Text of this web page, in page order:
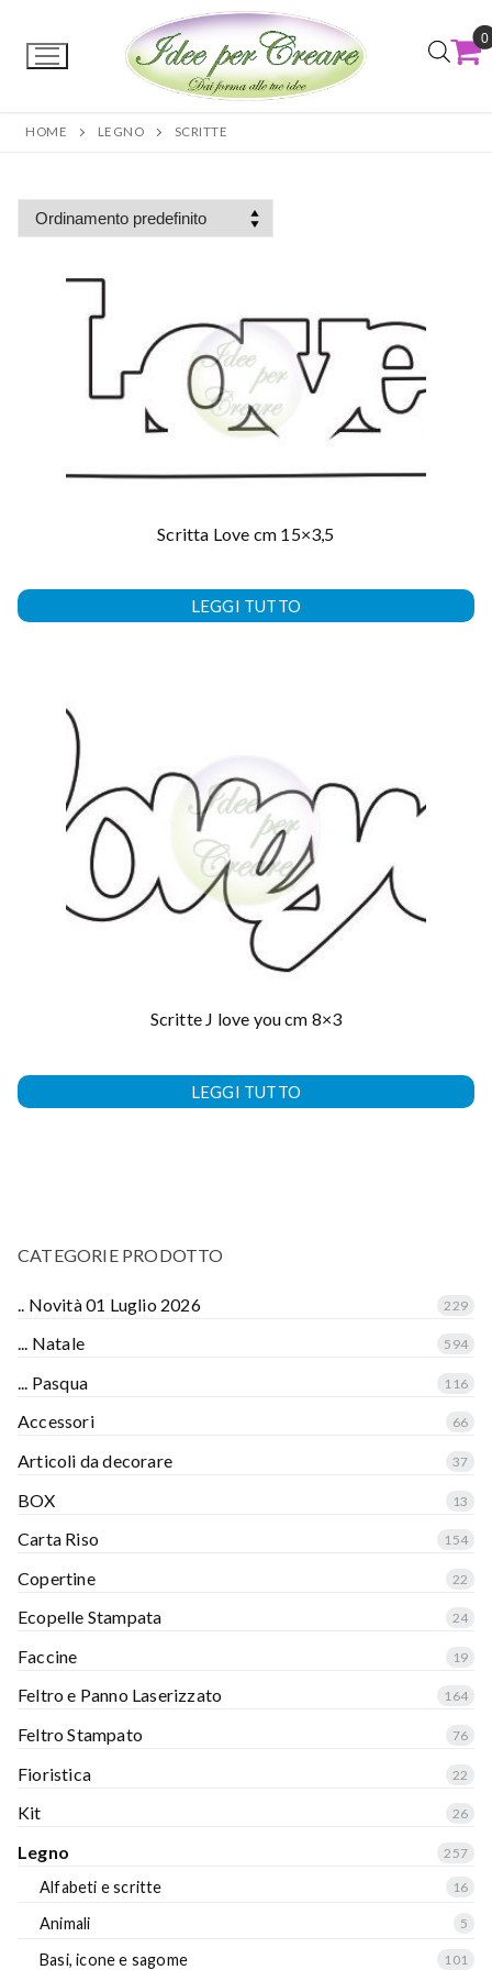
0
HOME LEGNO SCRITTE
Scritta Love cm 15×3,5
LEGGI TUTTO
Scritte J love you cm 8×3
LEGGI TUTTO
CATEGORIE PRODOTTO
.. Novità 01 Luglio 2026 229
... Natale 594
... Pasqua 116
Accessori 66
Articoli da decorare 37
BOX 13
Carta Riso 154
Copertine 22
Ecopelle Stampata 24
Faccine 19
Feltro e Panno Laserizzato 164
Feltro Stampato 76
Fioristica 22
Kit 26
Legno 257
Alfabeti e scritte 16
Animali 5
Basi, icone e sagome 101